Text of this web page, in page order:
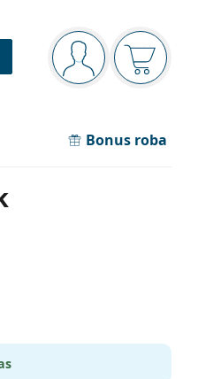
Navigacijska ploča
ste prijavljeni
Bonus roba